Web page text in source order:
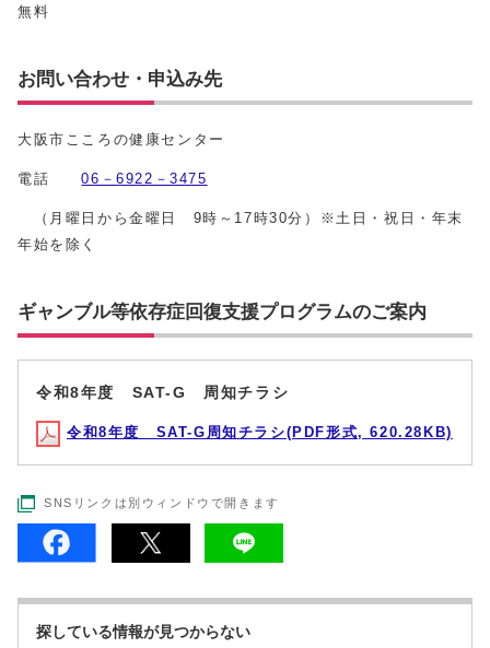
無料
お問い合わせ・申込み先
大阪市こころの健康センター
電話06－6922－3475
（月曜日から金曜日 9時～17時30分）※土日・祝日・年末
年始を除く
ギャンブル等依存症回復支援プログラムのご案内
令和8年度 SAT-G 周知チラシ
令和8年度 SAT-G周知チラシ(PDF形式, 620.28KB)
SNSリンクは別ウィンドウで開きます
探している情報が見つからない